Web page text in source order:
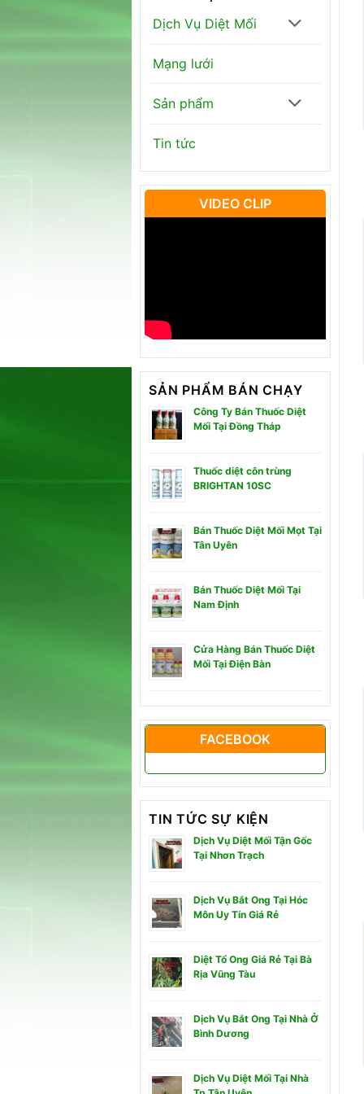
Dịch Vụ Diệt Mối
Mạng lưới
Sản phẩm
Tin tức
VIDEO CLIP
SẢN PHẨM BÁN CHẠY
Công Ty Bán Thuốc Diệt
Mối Tại Đồng Tháp
Thuốc diệt côn trùng
BRIGHTAN 10SC
Bán Thuốc Diệt Mối Mọt Tại
Tân Uyên
Bán Thuốc Diệt Mối Tại
Nam Định
Cửa Hàng Bán Thuốc Diệt
Mối Tại Điện Bàn
FACEBOOK
TIN TỨC SỰ KIỆN
Dịch Vụ Diệt Mối Tận Gốc
Tại Nhơn Trạch
Dịch Vụ Bắt Ong Tại Hóc
Môn Uy Tín Giá Rẻ
Diệt Tổ Ong Giá Rẻ Tại Bà
Rịa Vũng Tàu
Dịch Vụ Bắt Ong Tại Nhà Ở
Bình Dương
Dịch Vụ Diệt Mối Tại Nhà